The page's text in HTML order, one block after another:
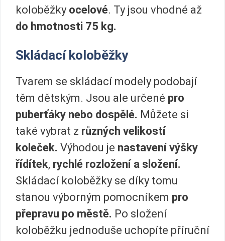
koloběžky ocelové. Ty jsou vhodné až
do hmotnosti 75 kg.
Skládací koloběžky
Tvarem se skládací modely podobají
těm dětským. Jsou ale určené pro
puberťáky nebo dospělé. Můžete si
také vybrat z různých velikostí
koleček. Výhodou je nastavení výšky
řídítek, rychlé rozložení a složení.
Skládací koloběžky se díky tomu
stanou výborným pomocníkem pro
přepravu po městě. Po složení
koloběžku jednoduše uchopíte příruční